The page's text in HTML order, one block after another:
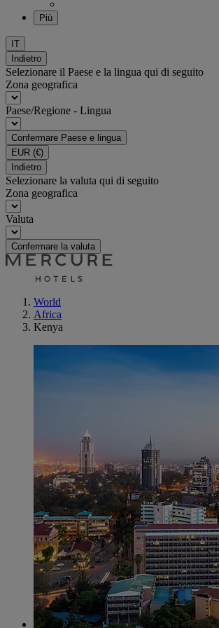
Più
IT
Indietro
Selezionare il Paese e la lingua qui di seguito
Zona geografica
Paese/Regione - Lingua
Confermare Paese e lingua
EUR (€)
Indietro
Selezionare la valuta qui di seguito
Zona geografica
Valuta
Confermare la valuta
World
Africa
Kenya